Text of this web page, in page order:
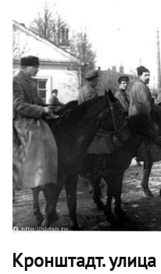
Кронштадт.